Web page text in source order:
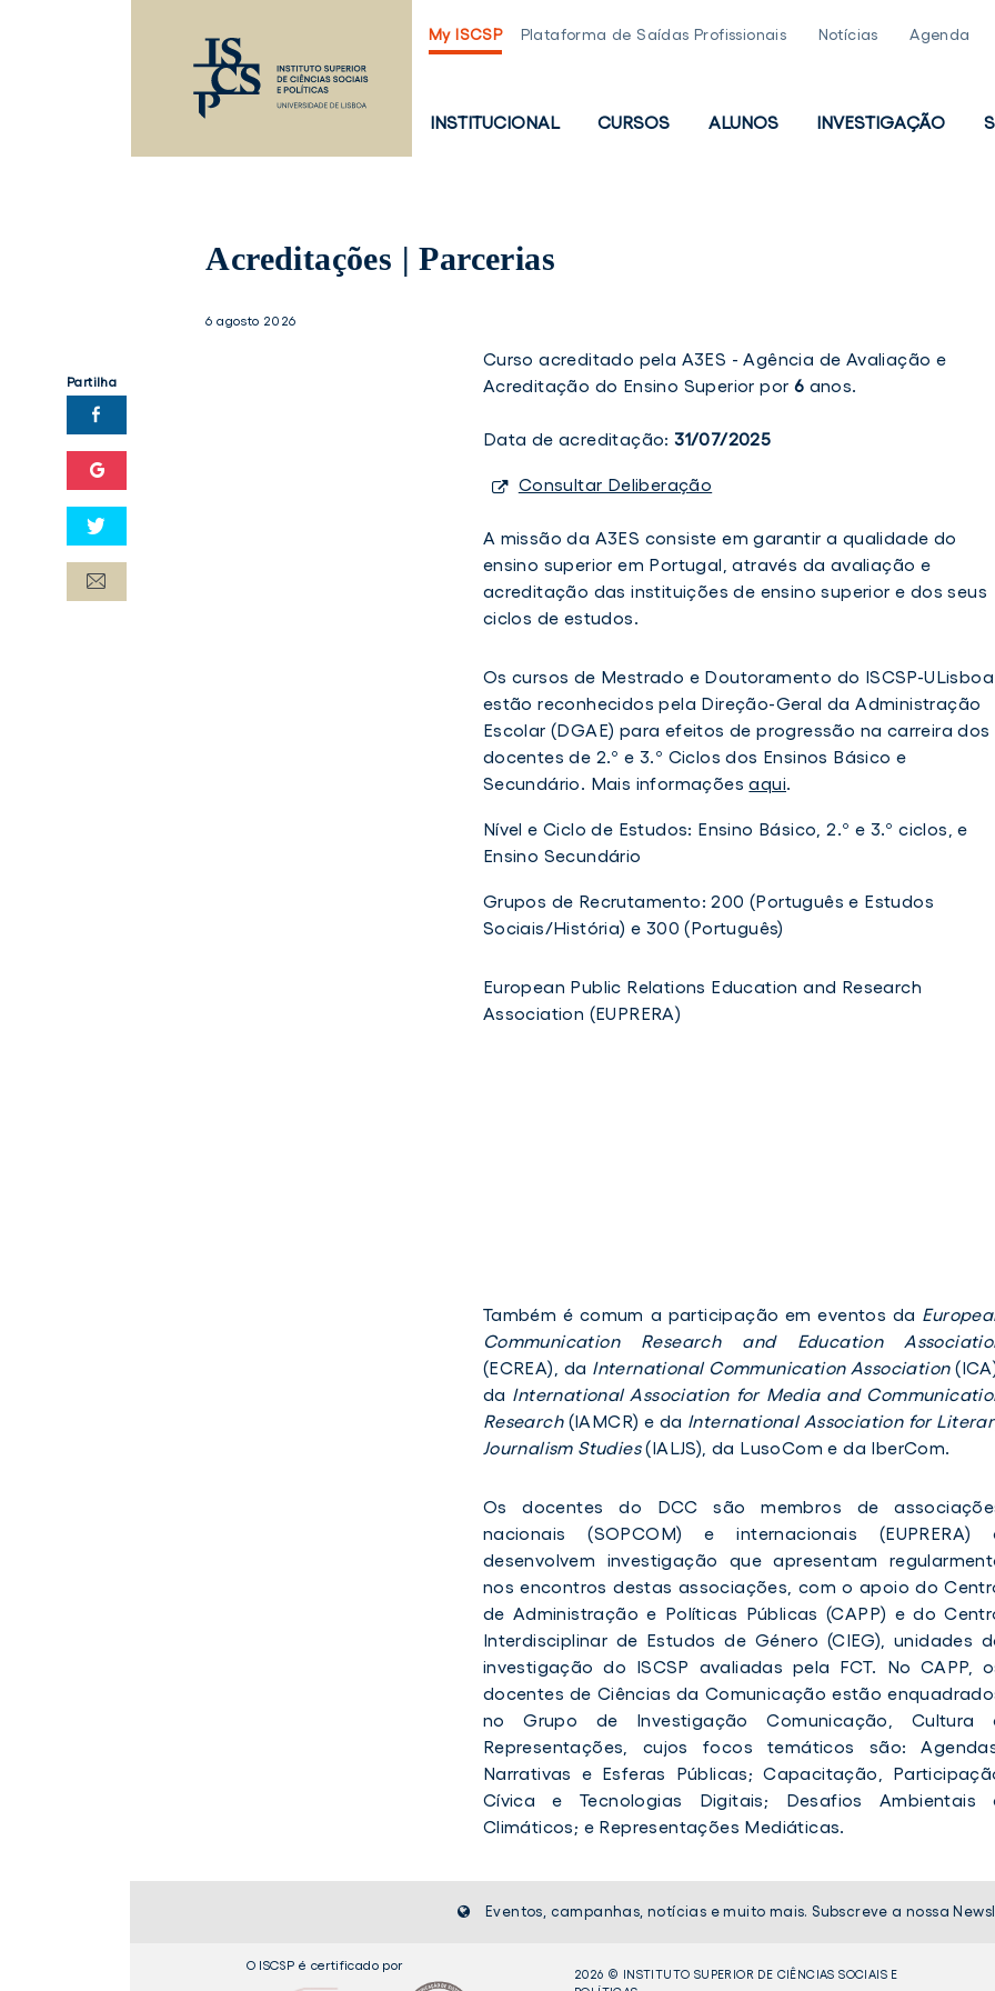
My ISCSP Plataforma de Saídas Profissionais Notícias Agenda
PÁGINA
INSTITUCIONAL CURSOS ALUNOS INVESTIGAÇÃO
Partilha
Acreditações | Parcerias
6 agosto 2026
Curso acreditado pela A3ES - Agência de Avaliação e
Acreditação do Ensino Superior por 6 anos.
Data de acreditação: 31/07/2025
Consultar Deliberação
A missão da A3ES consiste em garantir a qualidade do
ensino superior em Portugal, através da avaliação e
acreditação das instituições de ensino superior e dos seus
ciclos de estudos.
Os cursos de Mestrado e Doutoramento do ISCSP-ULisboa
estão reconhecidos pela Direção-Geral da Administração
Escolar (DGAE) para efeitos de progressão na carreira dos
docentes de 2.º e 3.º Ciclos dos Ensinos Básico e
Secundário. Mais informaçõesaqui.
Nível e Ciclo de Estudos: Ensino Básico, 2.º e 3.º ciclos, e
Ensino Secundário
Grupos de Recrutamento: 200 (Português e Estudos
Sociais/História) e 300 (Português)
European Public Relations Education and Research
Association (EUPRERA)
Também é comum a participação em eventos da
Communication Research and Education
(ECREA), da International Communication Association
da International Association for Media and
Research(IAMCR) e da International Association for
Journalism Studies(IALJS), da LusoCom e da IberCom.
Os docentes do DCC são membros de
nacionais (SOPCOM) e internacionais (EUPRERA)
desenvolvem investigação que apresentam
nos encontros destas associações, com o apoio do
de Administração e Políticas Públicas (CAPP) e do
Interdisciplinar de Estudos de Género (CIEG), unidades
investigação do ISCSP avaliadas pela FCT. No CAPP,
docentes de Ciências da Comunicação estão
no Grupo de Investigação Comunicação, Cultura
Representações, cujos focos temáticos são:
Narrativas e Esferas Públicas; Capacitação,
Cívica e Tecnologias Digitais; Desafios Ambientais
Climáticos; e Representações Mediáticas.
Eventos, campanhas, notícias e muito mais. Subscreve a nossa
O ISCSP é certificado por
2026 © INSTITUTO SUPERIOR DE CIÊNCIAS SOCIAIS E